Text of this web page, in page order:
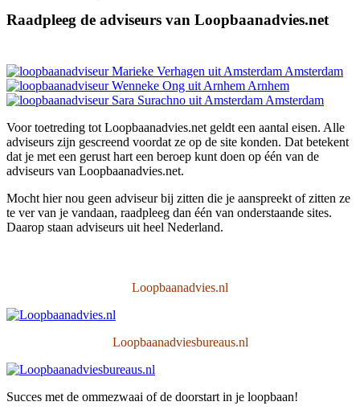
Raadpleeg de adviseurs van Loopbaanadvies.net
Amsterdam
Arnhem
Amsterdam
Voor toetreding tot Loopbaanadvies.net geldt een aantal eisen. Alle
adviseurs zijn gescreend voordat ze op de site konden. Dat betekent
dat je met een gerust hart een beroep kunt doen op één van de
adviseurs van Loopbaanadvies.net.
Mocht hier nou geen adviseur bij zitten die je aanspreekt of zitten ze
te ver van je vandaan, raadpleeg dan één van onderstaande sites.
Daarop staan adviseurs uit heel Nederland.
Loopbaanadvies.nl
Loopbaanadviesbureaus.nl
Succes met de ommezwaai of de doorstart in je loopbaan!